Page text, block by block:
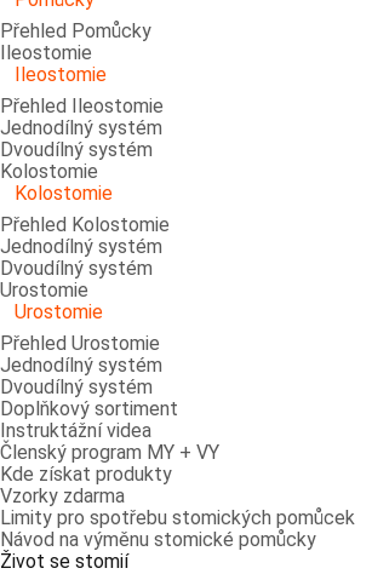
Přehled Pomůcky
Ileostomie
Ileostomie
Přehled Ileostomie
Jednodílný systém
Dvoudílný systém
Kolostomie
Kolostomie
Přehled Kolostomie
Jednodílný systém
Dvoudílný systém
Urostomie
Urostomie
Přehled Urostomie
Jednodílný systém
Dvoudílný systém
Doplňkový sortiment
Instruktážní videa
Členský program MY + VY
Kde získat produkty
Vzorky zdarma
Limity pro spotřebu stomických pomůcek
Návod na výměnu stomické pomůcky
Život se stomií